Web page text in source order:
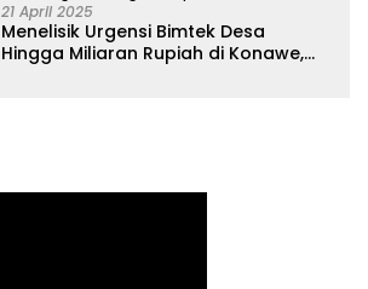
21 April 2025
Menelisik Urgensi Bimtek Desa
Hingga Miliaran Rupiah di Konawe,